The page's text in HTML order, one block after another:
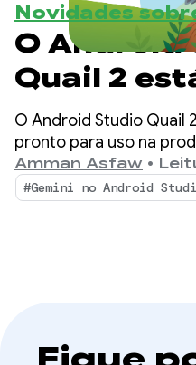
Novidades
O Android
Quail 2
faça
com o
Android
O Android Studio Quail
pronto para uso na
mudança para o
integrado com fluxos
simultâneos, criação
Amman Asfaw •
#Gemini no Android